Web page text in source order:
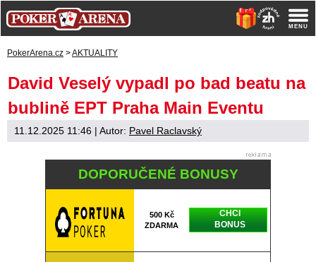
PokerArena.cz >AKTUALITY
David Veselý vypadl po bad beatu na
bublině EPT Praha Main Eventu
11.12.2025 11:46 | Autor: Pavel Raclavský
DOPORUČENÉ BONUSY
500 Kč
ZDARMA
CHCI
BONUS